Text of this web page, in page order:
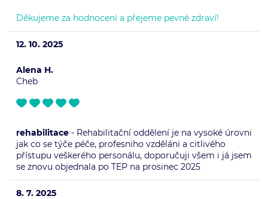
Děkujeme za hodnocení a přejeme pevné zdraví!
12. 10. 2025
Alena H.
Cheb
rehabilitace - Rehabilitační oddělení je na vysoké úrovni
jak co se týče péče, profesniho vzděláni a citlivého
přístupu veškerého personálu, doporučuji všem i já jsem
se znovu objednala po TEP na prosinec 2025
8. 7. 2025